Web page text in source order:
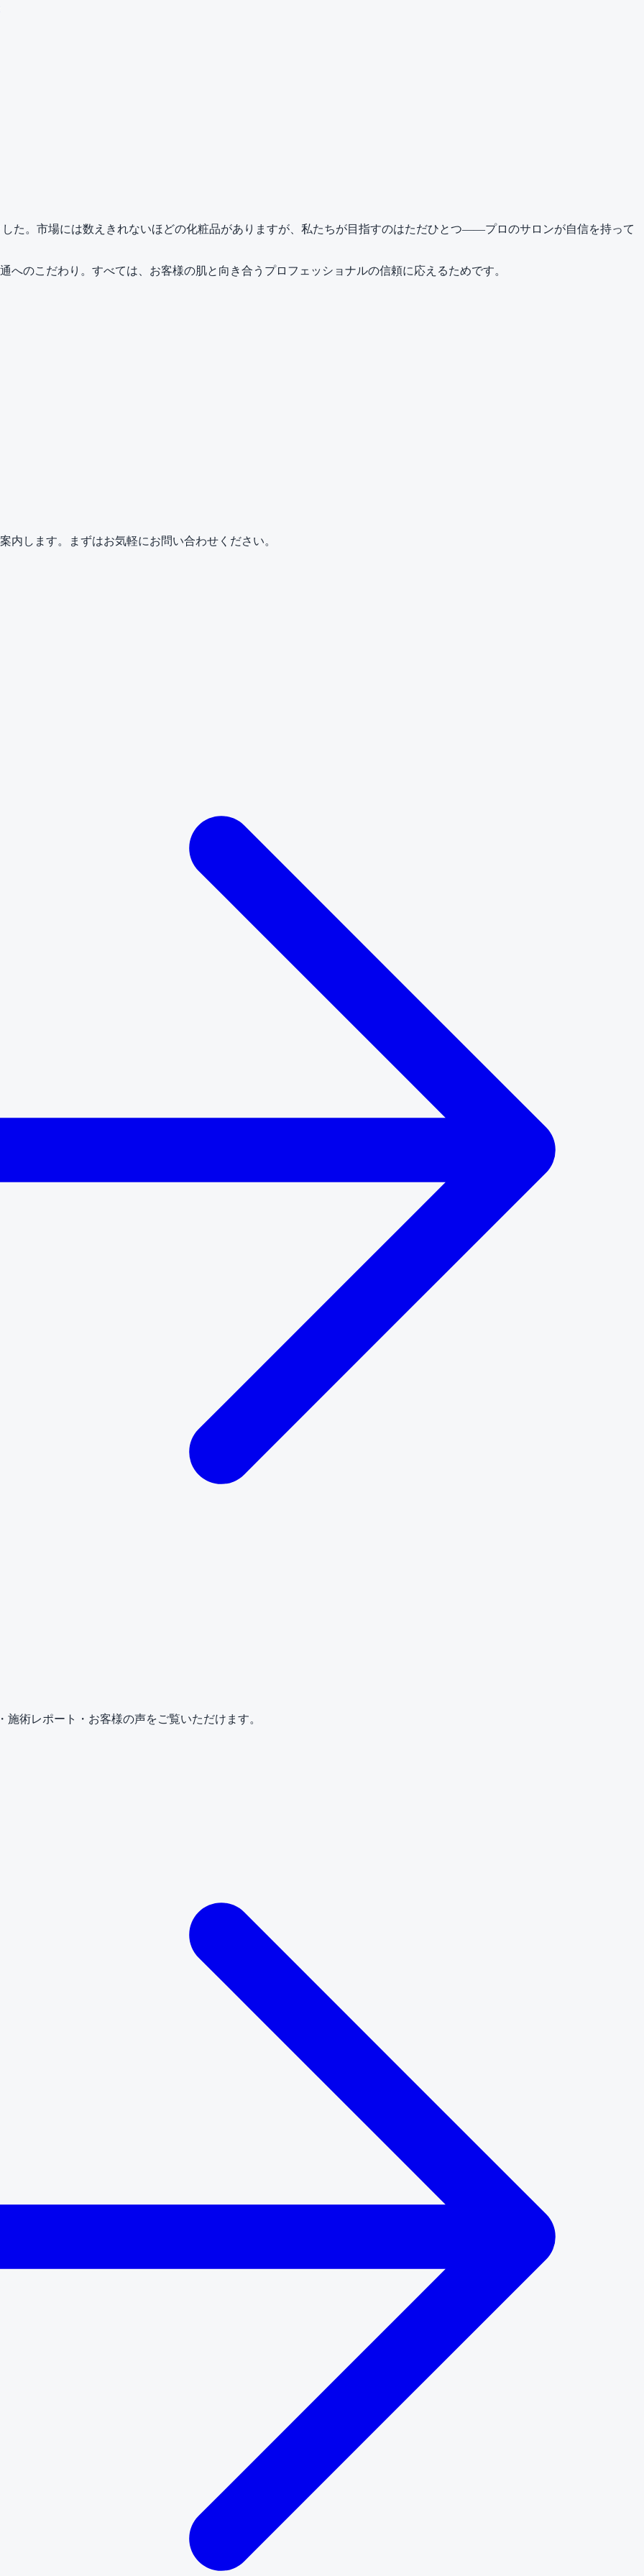
た。市場には数えきれないほどの化粧品がありますが、私たちが目指すのはただひとつ――プロのサロンが自信を持って
のこだわり。すべては、お客様の肌と向き合うプロフェッショナルの信頼に応えるためです。
します。まずはお気軽にお問い合わせください。
術レポート・お客様の声をご覧いただけます。